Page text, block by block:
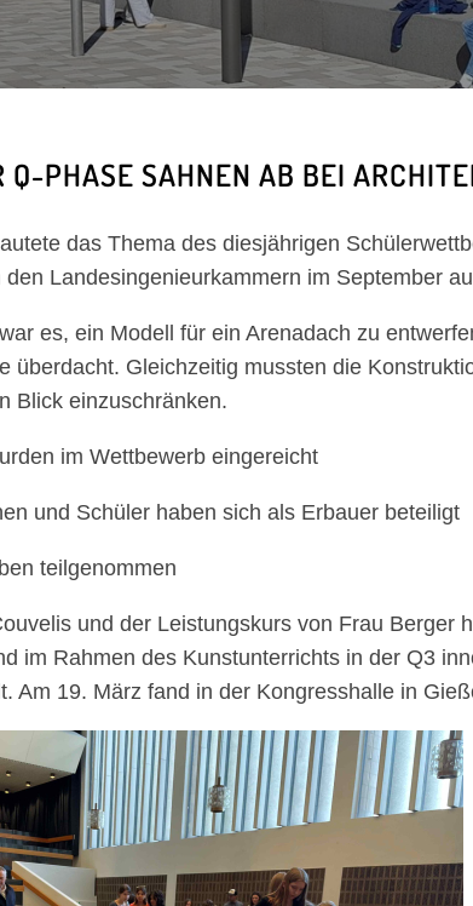
Q-PHASE SAHNEN AB BEI
das Thema des diesjährigen
Landesingenieurkammern im September
es, ein Modell für ein Arenadach zu
überdacht. Gleichzeitig mussten die
Blick einzuschränken.
im Wettbewerb eingereicht
Schüler haben sich als Erbauer beteiligt
teilgenommen
und der Leistungskurs von Frau Berger
im Rahmen des Kunstunterrichts in der Q3
Am 19. März fand in der Kongresshalle in